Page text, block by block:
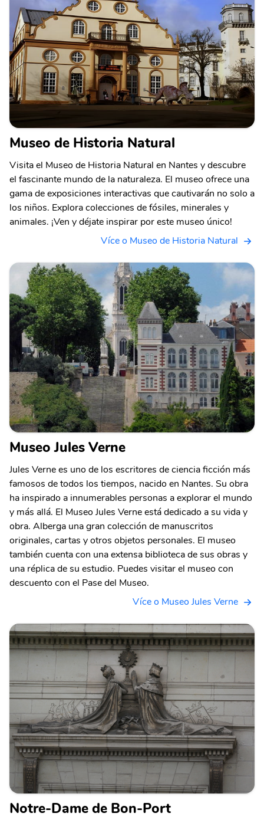
Museo de Historia Natural
Visita el Museo de Historia Natural en Nantes y descubre
el fascinante mundo de la naturaleza. El museo ofrece una
gama de exposiciones interactivas que cautivarán no solo a
los niños. Explora colecciones de fósiles, minerales y
animales. ¡Ven y déjate inspirar por este museo único!
Více o Museo de Historia Natural
Museo Jules Verne
Jules Verne es uno de los escritores de ciencia ficción más
famosos de todos los tiempos, nacido en Nantes. Su obra
ha inspirado a innumerables personas a explorar el mundo
y más allá. El Museo Jules Verne está dedicado a su vida y
obra. Alberga una gran colección de manuscritos
originales, cartas y otros objetos personales. El museo
también cuenta con una extensa biblioteca de sus obras y
una réplica de su estudio. Puedes visitar el museo con
descuento con el Pase del Museo.
Více o Museo Jules Verne
Notre-Dame de Bon-Port